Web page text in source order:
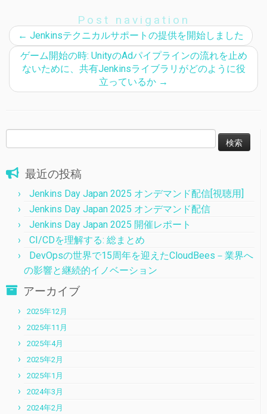
Post navigation
← Jenkinsテクニカルサポートの提供を開始しました
ゲーム開始の時: UnityのAdパイプラインの流れを止め
ないために、共有Jenkinsライブラリがどのように役
立っているか →
索:
最近の投稿
Jenkins Day Japan 2025 オンデマンド配信[視聴用]
Jenkins Day Japan 2025 オンデマンド配信
Jenkins Day Japan 2025 開催レポート
CI/CDを理解する: 総まとめ
DevOpsの世界で15周年を迎えたCloudBees－業界へ
の影響と継続的イノベーション
アーカイブ
2025年12月
2025年11月
2025年4月
2025年2月
2025年1月
2024年3月
2024年2月